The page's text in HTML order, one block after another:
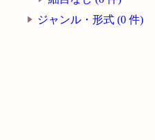
ジャンル・形式 (0 件)